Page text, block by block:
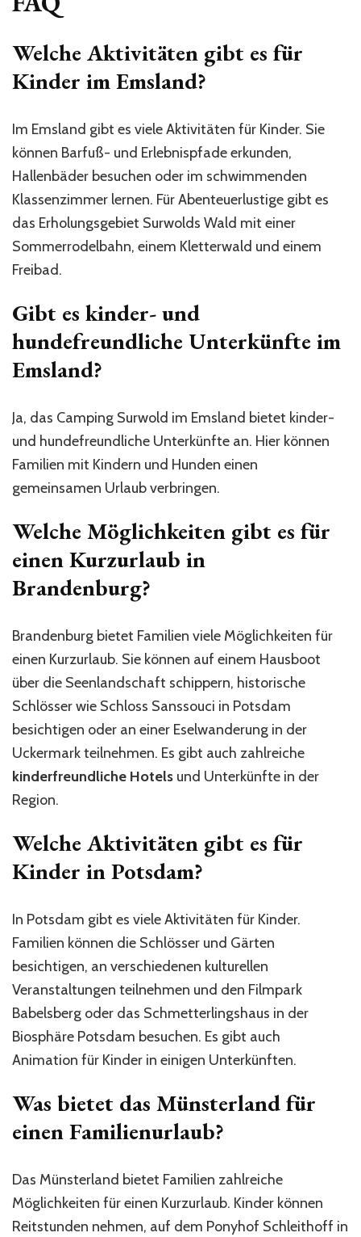
Welche Aktivitäten gibt es für
Kinder im Emsland?
Im Emsland gibt es viele Aktivitäten für Kinder. Sie
können Barfuß- und Erlebnispfade erkunden,
Hallenbäder besuchen oder im schwimmenden
Klassenzimmer lernen. Für Abenteuerlustige gibt es
das Erholungsgebiet Surwolds Wald mit einer
Sommerrodelbahn, einem Kletterwald und einem
Freibad.
Gibt es kinder- und
hundefreundliche Unterkünfte im
Emsland?
Ja, das Camping Surwold im Emsland bietet kinder-
und hundefreundliche Unterkünfte an. Hier können
Familien mit Kindern und Hunden einen
gemeinsamen Urlaub verbringen.
Welche Möglichkeiten gibt es für
einen Kurzurlaub in
Brandenburg?
Brandenburg bietet Familien viele Möglichkeiten für
einen Kurzurlaub. Sie können auf einem Hausboot
über die Seenlandschaft schippern, historische
Schlösser wie Schloss Sanssouci in Potsdam
besichtigen oder an einer Eselwanderung in der
Uckermark teilnehmen. Es gibt auch zahlreiche
kinderfreundliche Hotels und Unterkünfte in der
Region.
Welche Aktivitäten gibt es für
Kinder in Potsdam?
In Potsdam gibt es viele Aktivitäten für Kinder.
Familien können die Schlösser und Gärten
besichtigen, an verschiedenen kulturellen
Veranstaltungen teilnehmen und den Filmpark
Babelsberg oder das Schmetterlingshaus in der
Biosphäre Potsdam besuchen. Es gibt auch
Animation für Kinder in einigen Unterkünften.
Was bietet das Münsterland für
einen Familienurlaub?
Das Münsterland bietet Familien zahlreiche
Möglichkeiten für einen Kurzurlaub. Kinder können
Reitstunden nehmen, auf dem Ponyhof Schleithoff in